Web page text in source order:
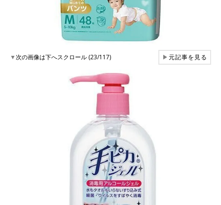
▼次の画像は下へスクロール (23/117) ▶元記事を見る